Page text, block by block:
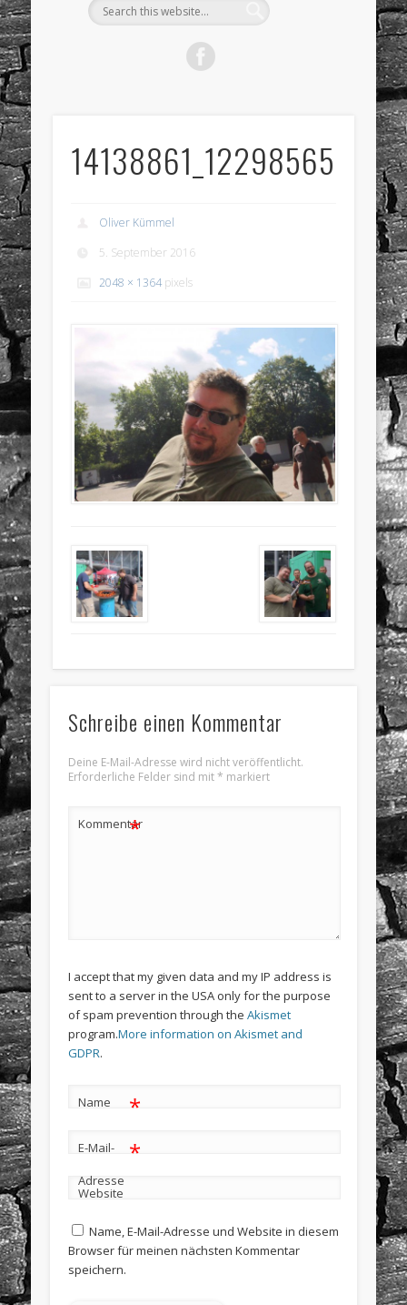
Oliver Kümmel
5. September 2016
2048 × 1364 pixels
Schreibe einen Kommentar
Deine E-Mail-Adresse wird nicht veröffentlicht.
Erforderliche Felder sind mit* markiert
Kommentar
*
I accept that my given data and my IP address is
sent to a server in the USA only for the purpose
of spam prevention through the Akismet
program.More information on Akismet and
GDPR.
Name *
E-Mail-
Adresse
*
Website
Name, E-Mail-Adresse und Website in diesem
Browser für meinen nächsten Kommentar
speichern.